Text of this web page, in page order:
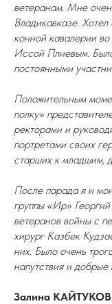
ветеранам. Мне
Владикавказе.
конной кавалерии
Иссой Плиевым.
постоянными
Положительным
полку»
ректорами и
портретами своих
старших к младшим,
После парада я и
группы «Ир»
ветеранов войны с
хирург Казбек
них. Было очень
напутствия и добрые
Залина